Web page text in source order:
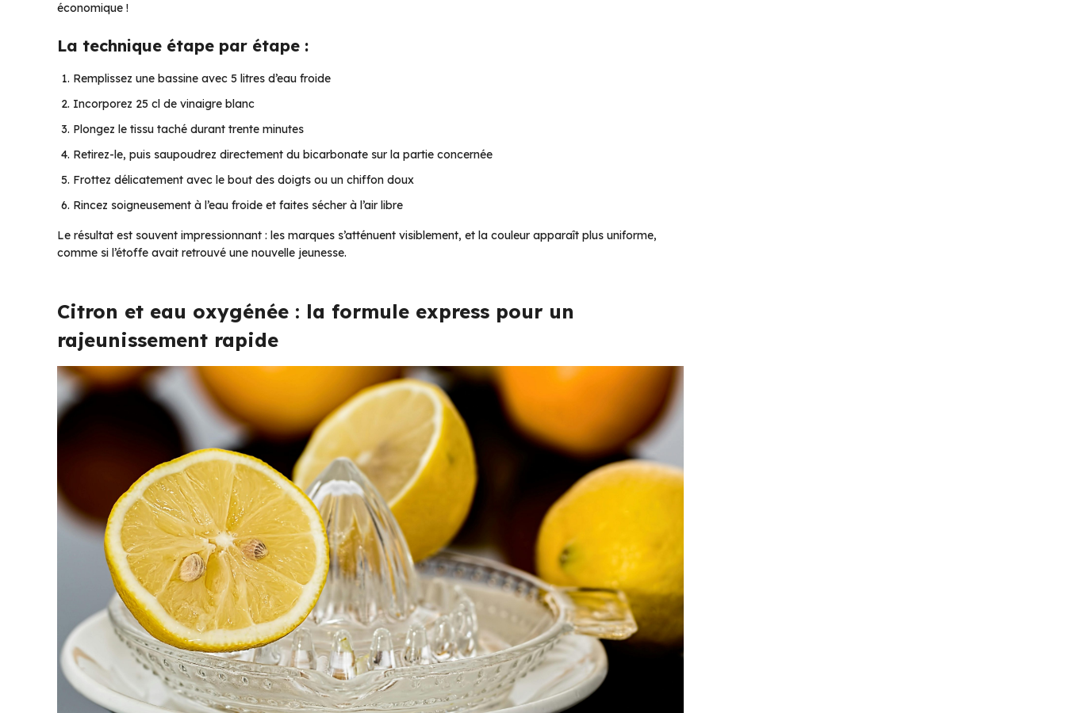
économique !
La technique étape par étape :
Remplissez une bassine avec 5 litres d’eau froide
Incorporez 25 cl de vinaigre blanc
Plongez le tissu taché durant trente minutes
Retirez-le, puis saupoudrez directement du bicarbonate sur la partie concernée
Frottez délicatement avec le bout des doigts ou un chiffon doux
Rincez soigneusement à l’eau froide et faites sécher à l’air libre
Le résultat est souvent impressionnant : les marques s’atténuent visiblement, et la couleur apparaît plus uniforme,
comme si l’étoffe avait retrouvé une nouvelle jeunesse.
Citron et eau oxygénée : la formule express pour un
rajeunissement rapide